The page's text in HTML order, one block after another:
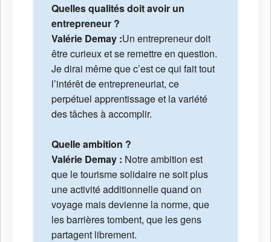
Quelles qualités doit avoir un
entrepreneur ?
Valérie Demay :Un entrepreneur doit
être curieux et se remettre en question.
Je dirai même que c’est ce qui fait tout
l’intérêt de entrepreneuriat, ce
perpétuel apprentissage et la variété
des tâches à accomplir.
Quelle ambition ?
Valérie Demay : Notre ambition est
que le tourisme solidaire ne soit plus
une activité additionnelle quand on
voyage mais devienne la norme, que
les barrières tombent, que les gens
partagent librement.